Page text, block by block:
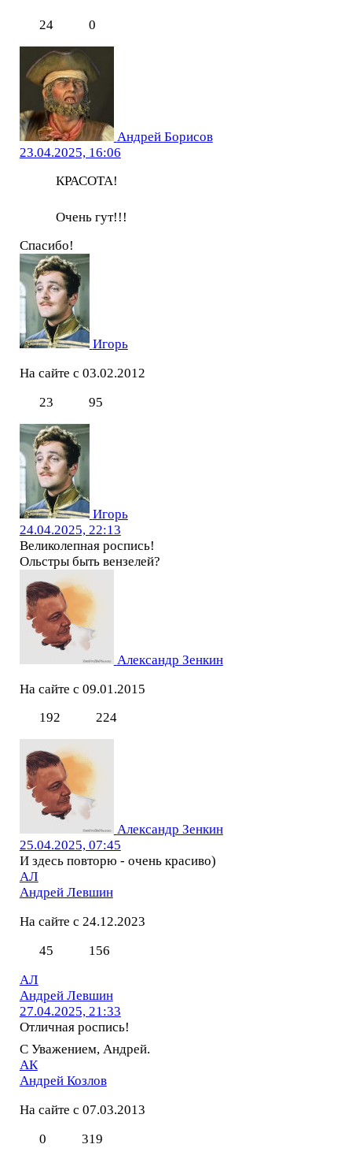
24
0
Андрей Борисов
23.04.2025, 16:06
КРАСОТА!
Очень гут!!!
Спасибо!
Игорь
На сайте с 03.02.2012
23
95
Игорь
24.04.2025, 22:13
Великолепная роспись!
Ольстры быть вензелей?
Александр Зенкин
На сайте с 09.01.2015
192
224
Александр Зенкин
25.04.2025, 07:45
И здесь повторю - очень красиво)
АЛ
Андрей Левшин
На сайте с 24.12.2023
45
156
АЛ
Андрей Левшин
27.04.2025, 21:33
Отличная роспись!
С Уважением, Андрей.
АК
Андрей Козлов
На сайте с 07.03.2013
0
319